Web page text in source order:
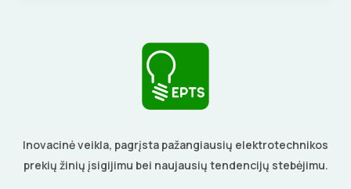
LITAVIMO, KLIJAVIMO ĮRANKIAI
ELEKTRINIAI ĮRANKIAI
ŽYMEKLIAI
Inovacinė veikla, pagrįsta pažangiausių elektrotechnikos
prekių žinių įsigijimu bei naujausių tendencijų stebėjimu.